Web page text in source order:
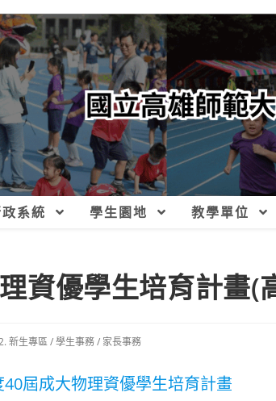
系統 學生園地 教學單位
資優學生培育計畫(
新生專區/學生事務/ 家長事務
屆成大物理資優學生培育計畫